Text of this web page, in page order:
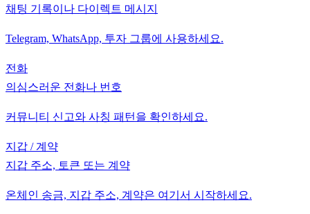
채팅 기록이나 다이렉트 메시지
Telegram, WhatsApp, 투자 그룹에 사용하세요.
전화
의심스러운 전화나 번호
커뮤니티 신고와 사칭 패턴을 확인하세요.
지갑 / 계약
지갑 주소, 토큰 또는 계약
온체인 송금, 지갑 주소, 계약은 여기서 시작하세요.